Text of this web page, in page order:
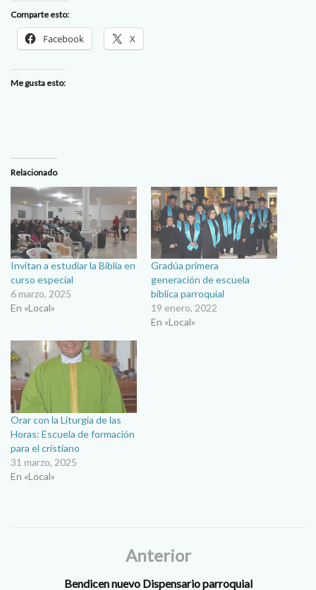
Comparte esto:
Facebook X
Me gusta esto:
Relacionado
Invitan a estudiar la Biblia en
curso especial
6 marzo, 2025
En «Local»
Gradúa primera
generación de escuela
bíblica parroquial
19 enero, 2022
En «Local»
Orar con la Liturgia de las
Horas: Escuela de formación
para el cristiano
31 marzo, 2025
En «Local»
Anterior
Bendicen nuevo Dispensario parroquial